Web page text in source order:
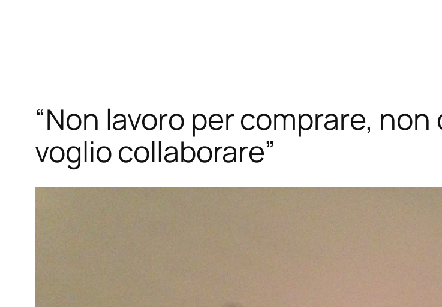
“Non lavoro per comprare,
voglio collaborare”